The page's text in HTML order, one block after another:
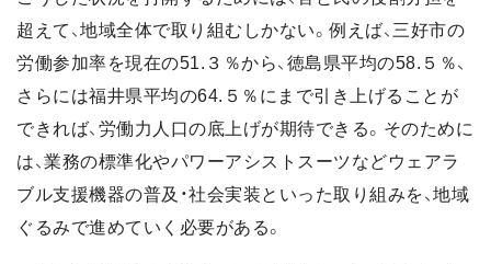
超えて、地域全体で取り組むしかない。例えば、三好市の
労働参加率を現在の51.３％から、徳島県平均の58.５％、
さらには福井県平均の64.５％にまで引き上げることが
できれば、労働力人口の底上げが期待できる。そのために
は、業務の標準化やパワーアシストスーツなどウェアラ
ブル支援機器の普及・社会実装といった取り組みを、地域
ぐるみで進めていく必要がある。